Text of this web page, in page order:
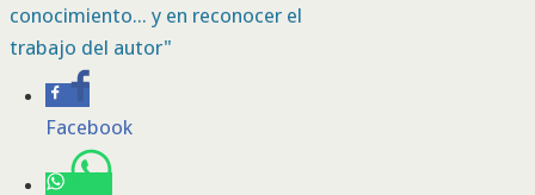
conocimiento... y en reconocer el
trabajo del autor"
Facebook